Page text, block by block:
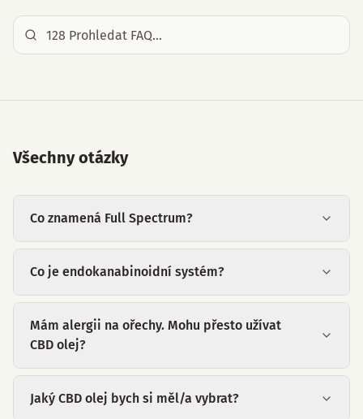
Všechny otázky
Co znamená Full Spectrum?
Co je endokanabinoidní systém?
Mám alergii na ořechy. Mohu přesto užívat
CBD olej?
Jaký CBD olej bych si měl/a vybrat?